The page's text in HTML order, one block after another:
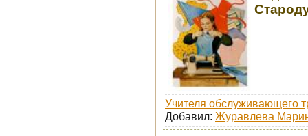
Учителя обслуживающего
Добавил: Журавлева